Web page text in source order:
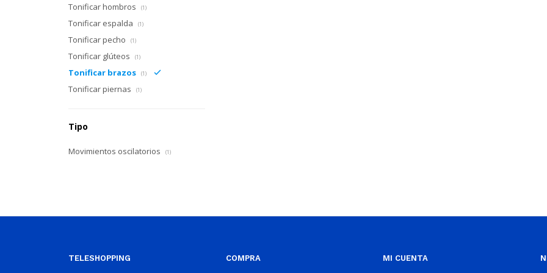
Tonificar hombros (1)
Tonificar espalda (1)
Tonificar pecho (1)
Tonificar glúteos (1)
Tonificar brazos (1)
Tonificar piernas (1)
Tipo
Movimientos oscilatorios (1)
TELESHOPPING COMPRA MI CUENTA